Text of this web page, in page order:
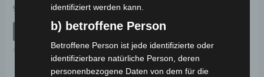
Bewertet
0
99,00
IN DEN WARENKORB
CARGO VOLT
identifiziert werden kann.
b) betroffene Person
Betroffene Person ist jede identifizierte oder
identifizierbare natürliche Person, deren
personenbezogene Daten von dem für die